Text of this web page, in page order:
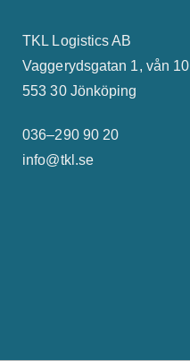
TKL Logistics AB
Vaggerydsgatan 1, vån 10
553 30 Jönköping
036–290 90 20
info@tkl.se